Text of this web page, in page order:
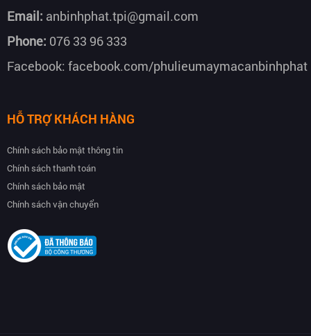
Email: anbinhphat.tpi@gmail.com
Phone: 076 33 96 333
Facebook: facebook.com/phulieumaymacanbinhphat
HỖ TRỢ KHÁCH HÀNG
Chính sách bảo mật thông tin
Chính sách thanh toán
Chính sách bảo mật
Chính sách vận chuyển